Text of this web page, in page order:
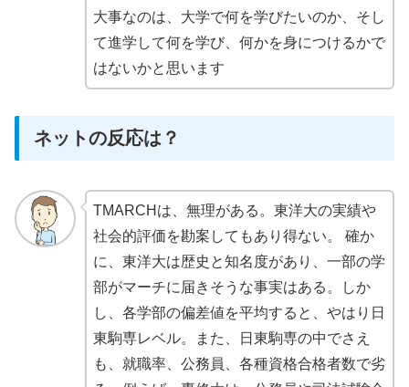
大事なのは、大学で何を学びたいのか、そし
て進学して何を学び、何かを身につけるかで
はないかと思います
ネットの反応は？
TMARCHは、無理がある。東洋大の実績や
社会的評価を勘案してもあり得ない。 確か
に、東洋大は歴史と知名度があり、一部の学
部がマーチに届きそうな事実はある。しか
し、各学部の偏差値を平均すると、やはり日
東駒専レベル。また、日東駒専の中でさえ
も、就職率、公務員、各種資格合格者数で劣